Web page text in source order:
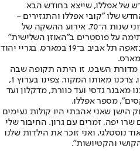
של אפללו, שייצא בחודש הבא
שלו "קובי אפללו והתגזירים -
סיבוב מועדונים", באווירה של מועדוני שנות ה־70. אירוע ההשקה של
על פוסטרים ב"האוזן השלישית"
ב־7 במארס, ובהמשך אפללו יופיע בזאפה תל אביב ב־19 במארס, בגריי יהוד
10 היתה לנו את מדורת השבט. זו היתה תקופה שבה
שמענו את מה שההורים שלנו שמעו, צרכנו מאותו המקור. צפינו בערוץ 1,
מאבנר גדסי ועד כוורת, מדקלון ועד
מספר אפללו.
הישן שאני אהבתי היו קולות נעימים
שרו יפה, זמרים עם גרון. החיבור שלי
ואני זוכר את הילדות שלנו
והקטיושות".